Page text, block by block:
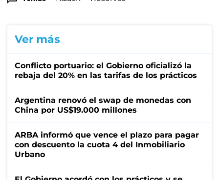
Ver más
Conflicto portuario: el Gobierno oficializó la
rebaja del 20% en las tarifas de los prácticos
Argentina renovó el swap de monedas con
China por US$19.000 millones
ARBA informó que vence el plazo para pagar
con descuento la cuota 4 del Inmobiliario
Urbano